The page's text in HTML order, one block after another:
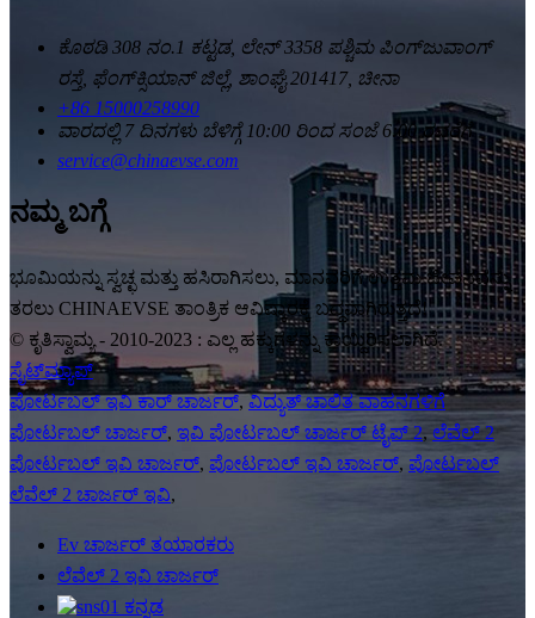
ಕೊಠಡಿ 308 ನಂ.1 ಕಟ್ಟಡ, ಲೇನ್ 3358 ಪಶ್ಚಿಮ ಪಿಂಗ್‌ಜುವಾಂಗ್
ರಸ್ತೆ, ಫೆಂಗ್‌ಕ್ಸಿಯಾನ್ ಜಿಲ್ಲೆ, ಶಾಂಘೈ 201417, ಚೀನಾ
+86 15000258990
ವಾರದಲ್ಲಿ 7 ದಿನಗಳು ಬೆಳಿಗ್ಗೆ 10:00 ರಿಂದ ಸಂಜೆ 6:00 ರವರೆಗೆ
service@chinaevse.com
ನಮ್ಮ ಬಗ್ಗೆ
ಭೂಮಿಯನ್ನು ಸ್ವಚ್ಛ ಮತ್ತು ಹಸಿರಾಗಿಸಲು, ಮಾನವರಿಗೆ ಉತ್ತಮ ಜೀವನವನ್ನು
ತರಲು CHINAEVSE ತಾಂತ್ರಿಕ ಆವಿಷ್ಕಾರಕ್ಕೆ ಬದ್ಧವಾಗಿರುತ್ತದೆ!
© ಕೃತಿಸ್ವಾಮ್ಯ - 2010-2023 : ಎಲ್ಲ ಹಕ್ಕುಗಳನ್ನು ಕಾಯ್ದಿರಿಸಲಾಗಿದೆ.
ಸೈಟ್‌ಮ್ಯಾಪ್
ಪೋರ್ಟಬಲ್ ಇವಿ ಕಾರ್ ಚಾರ್ಜರ್, ವಿದ್ಯುತ್ ಚಾಲಿತ ವಾಹನಗಳಿಗೆ
ಪೋರ್ಟಬಲ್ ಚಾರ್ಜರ್, ಇವಿ ಪೋರ್ಟಬಲ್ ಚಾರ್ಜರ್ ಟೈಪ್ 2, ಲೆವೆಲ್ 2
ಪೋರ್ಟಬಲ್ ಇವಿ ಚಾರ್ಜರ್, ಪೋರ್ಟಬಲ್ ಇವಿ ಚಾರ್ಜರ್, ಪೋರ್ಟಬಲ್
ಲೆವೆಲ್ 2 ಚಾರ್ಜರ್ ಇವಿ,
Ev ಚಾರ್ಜರ್ ತಯಾರಕರು
ಲೆವೆಲ್ 2 ಇವಿ ಚಾರ್ಜರ್